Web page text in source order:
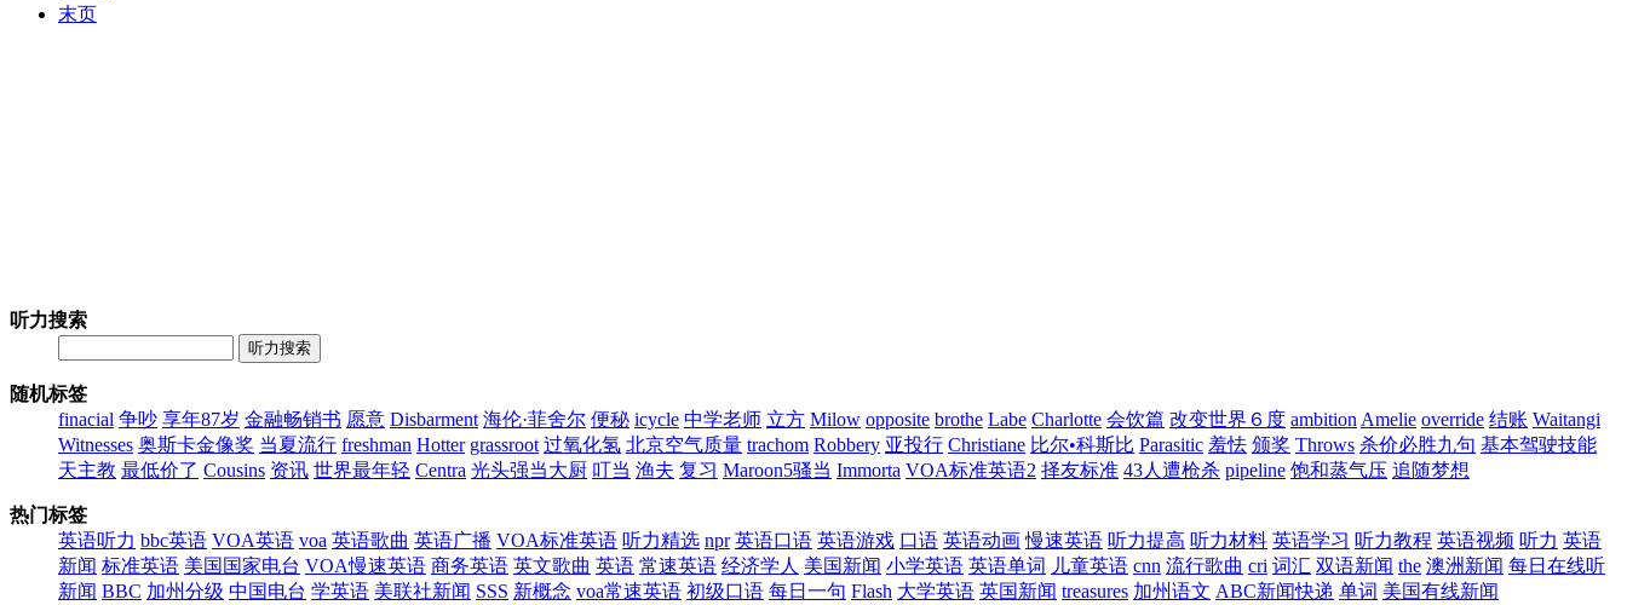
末页
听力搜索
听力搜索
随机标签
finacial 争吵 享年87岁 金融畅销书 愿意 Disbarment 海伦·菲舍尔 便秘 icycle 中学老师 立方 Milow opposite brothe Labe Charlotte 会饮篇 改变世界６度 ambition Amelie override 结账 Waitangi
Witnesses 奥斯卡金像奖 当夏流行 freshman Hotter grassroot 过氧化氢 北京空气质量 trachom Robbery 亚投行 Christiane 比尔•科斯比 Parasitic 羞怯 颁奖 Throws 杀价必胜九句 基本驾驶技能
天主教 最低价了 Cousins 资讯 世界最年轻 Centra 光头强当大厨 叮当 渔夫 复习 Maroon5骚当 Immorta VOA标准英语2 择友标准 43人遭枪杀 pipeline 饱和蒸气压 追随梦想
热门标签
英语听力 bbc英语 VOA英语 voa 英语歌曲 英语广播 VOA标准英语 听力精选 npr 英语口语 英语游戏 口语 英语动画 慢速英语 听力提高 听力材料 英语学习 听力教程 英语视频 听力 英语
新闻 标准英语 美国国家电台 VOA慢速英语 商务英语 英文歌曲 英语 常速英语 经济学人 美国新闻 小学英语 英语单词 儿童英语 cnn 流行歌曲 cri 词汇 双语新闻 the 澳洲新闻 每日在线听
新闻 BBC 加州分级 中国电台 学英语 美联社新闻 SSS 新概念 voa常速英语 初级口语 每日一句 Flash 大学英语 英国新闻 treasures 加州语文 ABC新闻快递 单词 美国有线新闻